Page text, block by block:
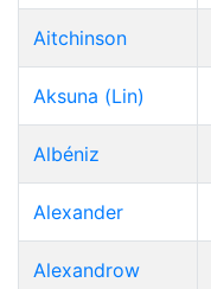
Aitchinson
Aksuna (Lin)
Albéniz
Alexander
Alexandrow